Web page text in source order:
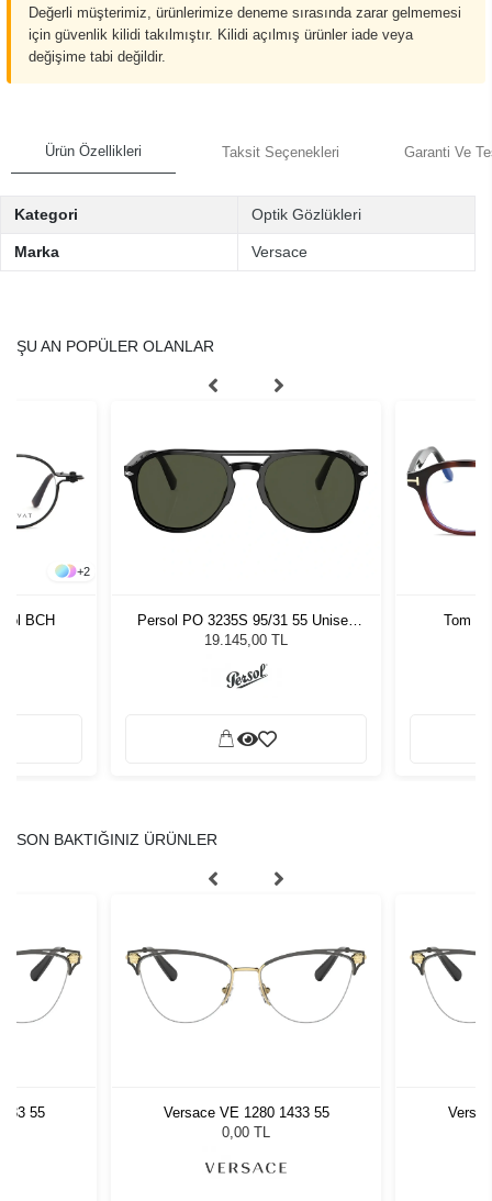
Değerli müşterimiz, ürünlerimize deneme sırasında zarar gelmemesi
için güvenlik kilidi takılmıştır. Kilidi açılmış ürünler iade veya
değişime tabi değildir.
Ürün Özellikleri Taksit Seçenekleri Garanti Ve
Kategori Optik Gözlükleri
Marka Versace
ŞU AN POPÜLER OLANLAR
+2
BCH
Persol PO 3235S 95/31 55 Unisex
Güneş Gözlüğü
19.145,00 TL
Tom
SON BAKTIĞINIZ ÜRÜNLER
55
Versace VE 1280 1433 55
0,00 TL